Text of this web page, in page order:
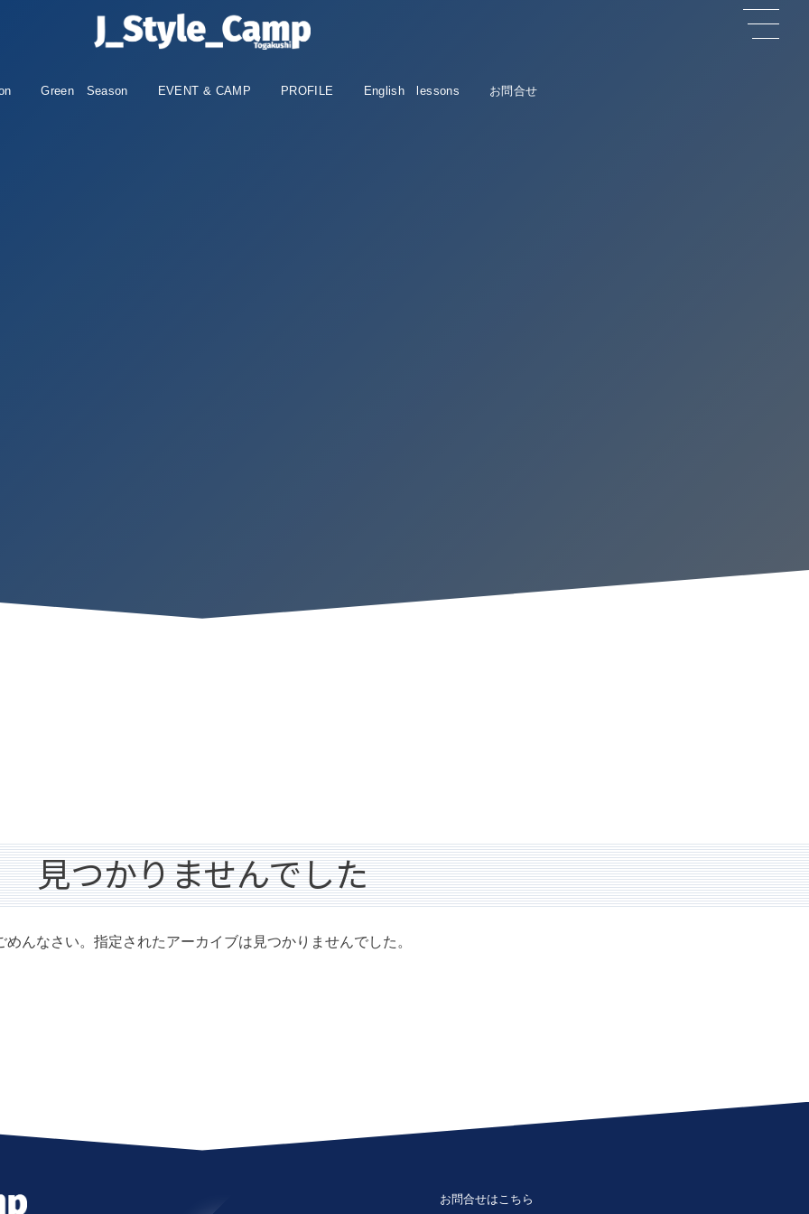
Green Season EVENT & CAMP PROFILE English lessons お問合せ
見つかりませんでした
めんなさい。指定されたアーカイブは見つかりませんでした。
お問合せはこちら